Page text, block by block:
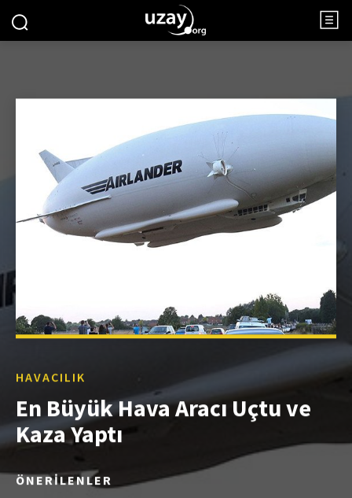
HAVACILIK
En Büyük Hava Aracı Uçtu ve
Kaza Yaptı
ÖNERİLENLER